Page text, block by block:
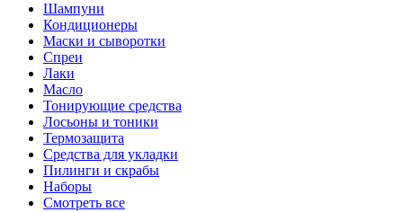
Шампуни
Кондиционеры
Маски и сыворотки
Спреи
Лаки
Масло
Тонирующие средства
Лосьоны и тоники
Термозащита
Средства для укладки
Пилинги и скрабы
Наборы
Смотреть все